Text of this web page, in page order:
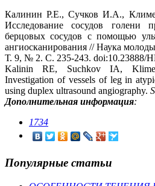
Калинин Р.Е., Сучков И.А.,
Исследование сосудов голени
берцовых сосудов с помощью
ангиосканирования // Наука
Т. 9, № 2. С. 235-243. doi:10.23888/
Kalinin RE, Suchkov IA,
Investigation of vessels of leg in
using duplex ultrasound angiography.
Дополнительная информация:
1734
Популярные статьи